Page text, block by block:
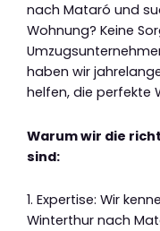
nach Mataró und
Wohnung? Keine
haben wir
helfen, die perfekte
Warum wir die
sind:
1. Expertise: Wir
Winterthur nach